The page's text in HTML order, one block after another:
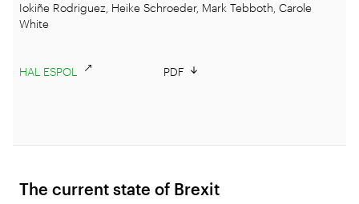
Iokiñe Rodriguez, Heike Schroeder, Mark Tebboth, Carole
White
HAL ESPOL PDF
The current state of Brexit